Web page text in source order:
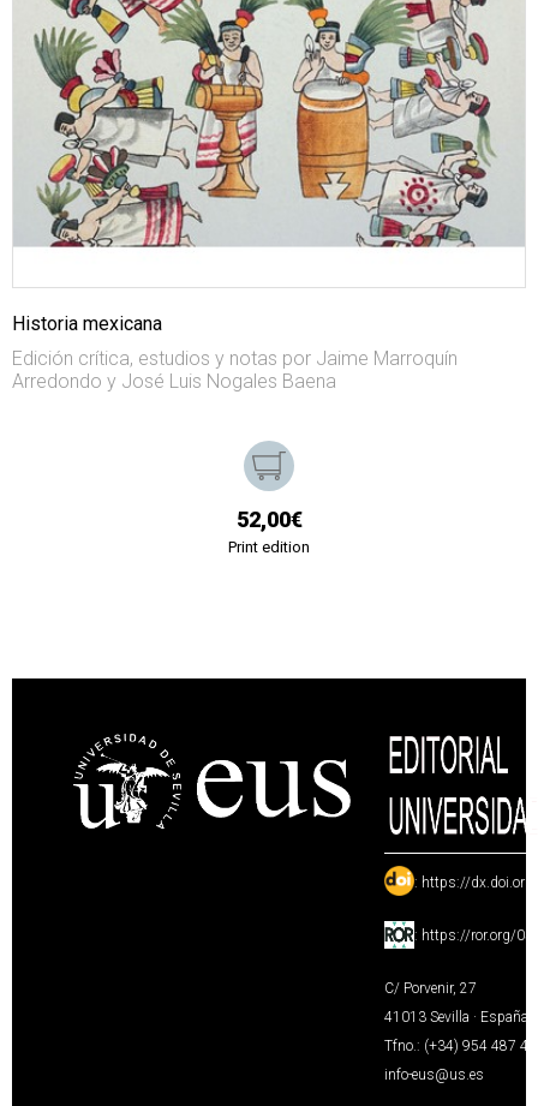
Historia mexicana
Edición crítica, estudios y notas por Jaime Marroquín
Arredondo y José Luis Nogales Baena
52,00€
Print edition
: https://
: https://ror.org/
C/ Porvenir, 27
41013 Sevilla · España
Tfno.: (+34) 954 487
info-eus@us.es